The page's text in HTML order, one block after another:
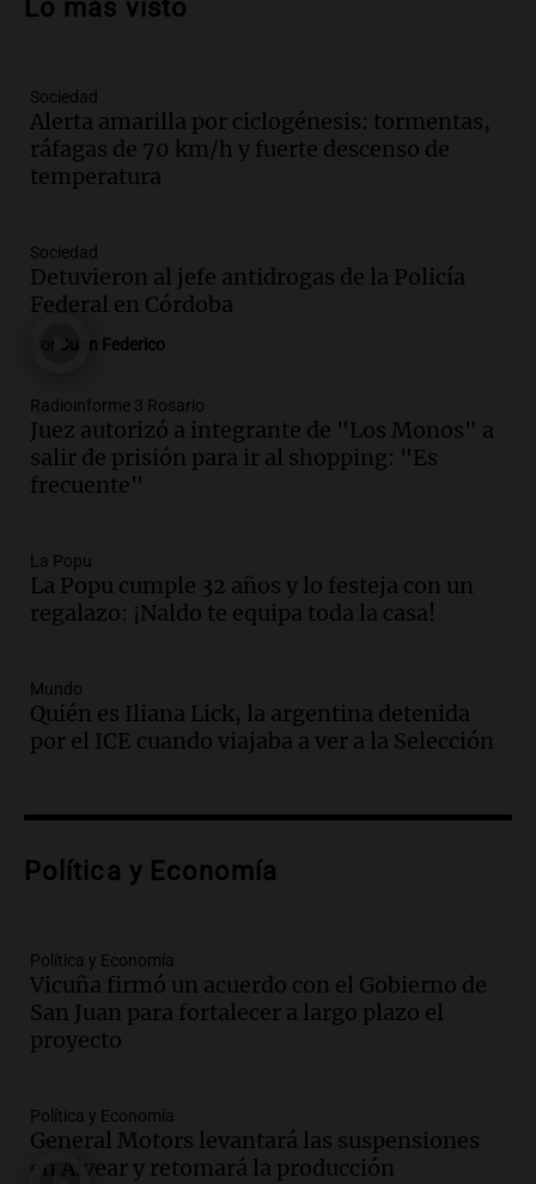
de apertura
Audio.
Río Gallegos enfrenta secuelas de
lluvias, senadores manifiestan
oposición a ley de tierras
Panorama Federal
Audio.
centro de esquí Penitentes Park tras
siete años de cierre por falta de nieve
Episodios
Audio.Madres en Rosario piden por la
ley Joaquín.
Viva la Radio Rosario
Episodios
de hacienda: “Las tecnologías no
reemplazan el contacto con la gente”
La Argentina, hoy
Audio.
un pozo de 17 metros en Nueva Córdoba
Panorama Federal
Audio.Lanzamiento del Tigo 7 CSH: el
al mercado argentino
Audio.Perito Moreno recibe la Copa
Mundial de Natación de Invierno con
récords y atletas de 20 países
Amamos Argentina
Audio.Conductor imputado por
accidente fatal en San Luis dejó tres
jóvenes muertos y un herido grave
Lo más visto
Sociedad
Alerta amarilla por ciclogénesis: tormentas,
ráfagas de 70 km/h y fuerte descenso de
temperatura
Sociedad
Detuvieron al jefe antidrogas de la Policía
Federal en Córdoba
Juan Federico
Radioinforme 3 Rosario
Juez autorizó a integrante de "Los Monos" a
salir de prisión para ir al shopping: "Es
frecuente"
La Popu
La Popu cumple 32 años y lo festeja con un
regalazo: ¡Naldo te equipa toda la casa!
Mundo
Quién es Iliana Lick, la argentina detenida
por el ICE cuando viajaba a ver a la Selección
Política y Economía
Política y Economía
Vicuña firmó un acuerdo con el Gobierno de
San Juan para fortalecer a largo plazo el
proyecto
Política y Economía
General Motors levantará las suspensiones
en Alvear y retomará la producción